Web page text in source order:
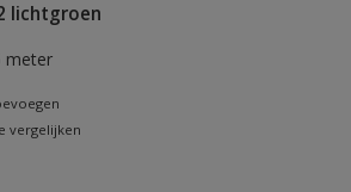
lichtgroen
meter
vergelijken